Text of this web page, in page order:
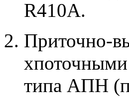
R410A.
Приточно-
типа АПН